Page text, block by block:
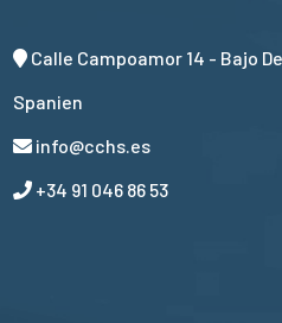
Calle Campoamor 14 - Bajo
Spanien
info@cchs.es
+34 91 046 86 53